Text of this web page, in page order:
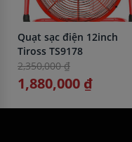
Quạt sạc điện 12inch
Tiross TS9178
2,350,000 ₫
1,880,000 ₫